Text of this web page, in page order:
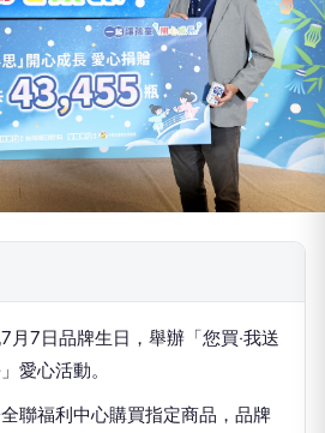
月7日品牌生日，舉辦「您買‧我送
愛心活動。
聯福利中心購買指定商品，品牌